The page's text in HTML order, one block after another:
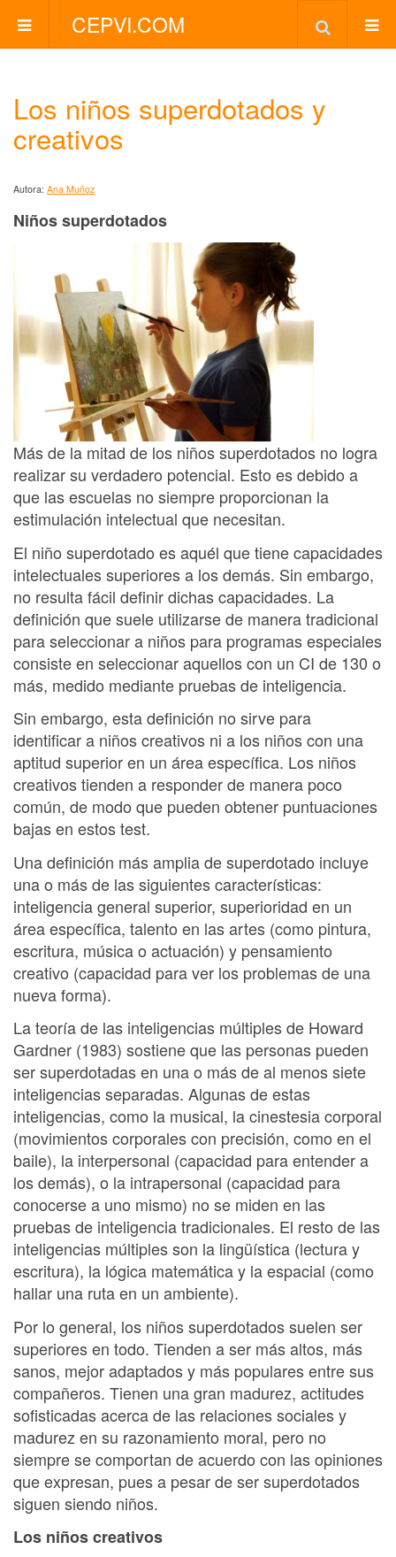
CEPVI.COM
Los niños superdotados y
creativos
Autora: Ana Muñoz
Niños superdotados
Más de la mitad de los niños superdotados no logra
realizar su verdadero potencial. Esto es debido a
que las escuelas no siempre proporcionan la
estimulación intelectual que necesitan.
El niño superdotado es aquél que tiene capacidades
intelectuales superiores a los demás. Sin embargo,
no resulta fácil definir dichas capacidades. La
definición que suele utilizarse de manera tradicional
para seleccionar a niños para programas especiales
consiste en seleccionar aquellos con un CI de 130 o
más, medido mediante pruebas de inteligencia.
Sin embargo, esta definición no sirve para
identificar a niños creativos ni a los niños con una
aptitud superior en un área específica. Los niños
creativos tienden a responder de manera poco
común, de modo que pueden obtener puntuaciones
bajas en estos test.
Una definición más amplia de superdotado incluye
una o más de las siguientes características:
inteligencia general superior, superioridad en un
área específica, talento en las artes (como pintura,
escritura, música o actuación) y pensamiento
creativo (capacidad para ver los problemas de una
nueva forma).
La teoría de las inteligencias múltiples de Howard
Gardner (1983) sostiene que las personas pueden
ser superdotadas en una o más de al menos siete
inteligencias separadas. Algunas de estas
inteligencias, como la musical, la cinestesia corporal
(movimientos corporales con precisión, como en el
baile), la interpersonal (capacidad para entender a
los demás), o la intrapersonal (capacidad para
conocerse a uno mismo) no se miden en las
pruebas de inteligencia tradicionales. El resto de las
inteligencias múltiples son la lingüística (lectura y
escritura), la lógica matemática y la espacial (como
hallar una ruta en un ambiente).
Por lo general, los niños superdotados suelen ser
superiores en todo. Tienden a ser más altos, más
sanos, mejor adaptados y más populares entre sus
compañeros. Tienen una gran madurez, actitudes
sofisticadas acerca de las relaciones sociales y
madurez en su razonamiento moral, pero no
siempre se comportan de acuerdo con las opiniones
que expresan, pues a pesar de ser superdotados
siguen siendo niños.
Los niños creativos